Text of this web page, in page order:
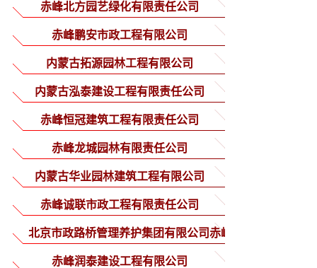
赤峰北方园艺绿化有限责任公司
赤峰鹏安市政工程有限公司
内蒙古拓源园林工程有限公司
内蒙古泓泰建设工程有限责任公司
赤峰恒冠建筑工程有限责任公司
赤峰龙城园林有限责任公司
内蒙古华业园林建筑工程有限公司
赤峰诚联市政工程有限责任公司
北京市政路桥管理养护集团有限公司赤峰
分公司
赤峰润泰建设工程有限公司